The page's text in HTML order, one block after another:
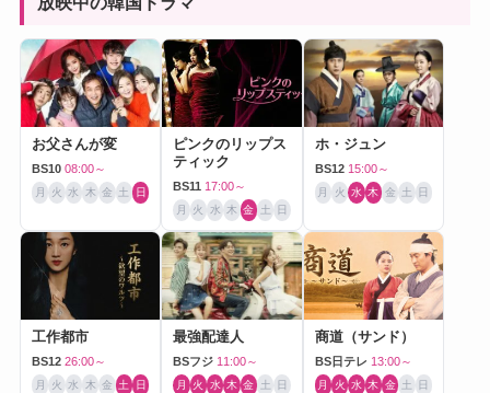
お父さんが変
BS10 08:00～
月 火 水 木 金 土 日
ピンクのリップス
ティック
BS11 17:00～
月 火 水 木 金 土 日
ホ・ジュン
BS12 15:00～
月 火 水 木 金 土 日
工作都市
BS12 26:00～
月 火 水 木 金 土 日
最強配達人
BSフジ 11:00～
月 火 水 木 金 土 日
商道（サンド）
BS日テレ 13:00～
月 火 水 木 金 土 日